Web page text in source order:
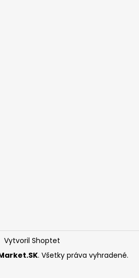
Vytvoril Shoptet
. Všetky práva vyhradené.